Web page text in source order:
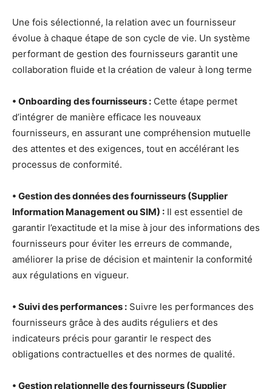
Une fois sélectionné, la relation avec un fournisseur
évolue à chaque étape de son cycle de vie. Un système
performant de gestion des fournisseurs garantit une
collaboration fluide et la création de valeur à long terme
• Onboarding des fournisseurs : Cette étape permet
d’intégrer de manière efficace les nouveaux
fournisseurs, en assurant une compréhension mutuelle
des attentes et des exigences, tout en accélérant les
processus de conformité.
• Gestion des données des fournisseurs (Supplier
Information Management ou SIM) : Il est essentiel de
garantir l’exactitude et la mise à jour des informations des
fournisseurs pour éviter les erreurs de commande,
améliorer la prise de décision et maintenir la conformité
aux régulations en vigueur.
• Suivi des performances : Suivre les performances des
fournisseurs grâce à des audits réguliers et des
indicateurs précis pour garantir le respect des
obligations contractuelles et des normes de qualité.
• Gestion relationnelle des fournisseurs (Supplier